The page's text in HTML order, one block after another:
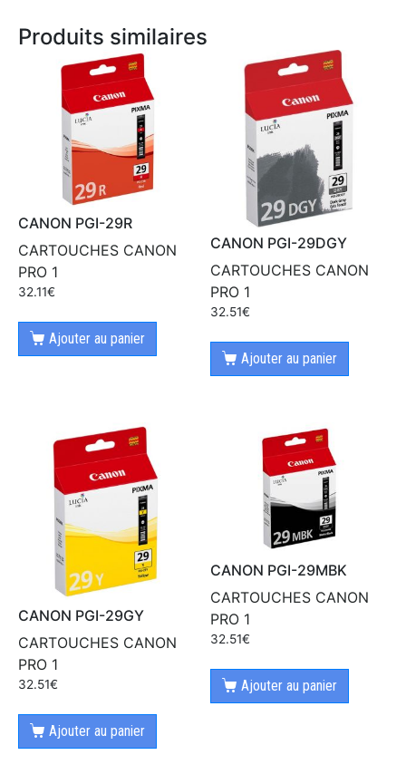
Produits similaires
CANON PGI-29R
CARTOUCHES CANON
PRO 1
32.11€
Ajouter au panier
CANON PGI-29DGY
CARTOUCHES CANON
PRO 1
32.51€
Ajouter au panier
CANON PGI-29GY
CARTOUCHES CANON
PRO 1
32.51€
Ajouter au panier
CANON PGI-29MBK
CARTOUCHES CANON
PRO 1
32.51€
Ajouter au panier